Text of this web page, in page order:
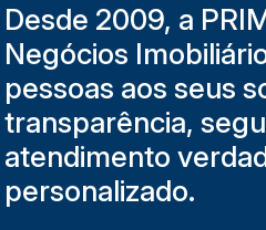
Desde 2009, a
Negócios
pessoas aos seus
transparência,
atendimento
personalizado.